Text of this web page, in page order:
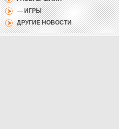
— ИГРЫ
ДРУГИЕ НОВОСТИ